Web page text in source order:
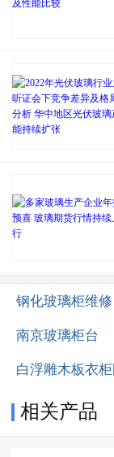
钢化玻璃柜维修
南京玻璃柜台
白浮雕木板衣
相关产品